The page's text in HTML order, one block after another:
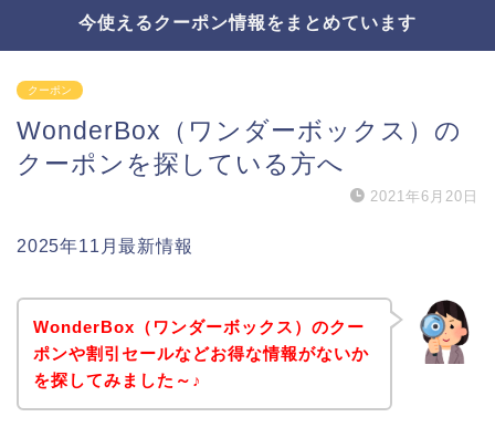
今使えるクーポン情報をまとめています
クーポン
WonderBox（ワンダーボックス）の
クーポンを探している方へ
2021年6月20日
2025年11月最新情報
WonderBox（ワンダーボックス）のクー
ポンや割引セールなどお得な情報がないか
を探してみました～♪